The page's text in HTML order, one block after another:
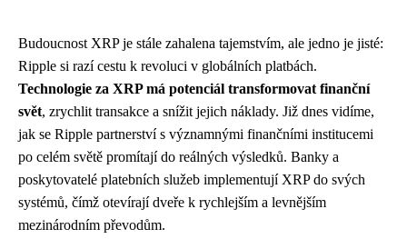
Budoucnost XRP je stále zahalena tajemstvím, ale jedno je jisté:
Ripple si razí cestu k revoluci v globálních platbách.
Technologie za XRP má potenciál transformovat finanční
svět, zrychlit transakce a snížit jejich náklady. Již dnes vidíme,
jak se Ripple partnerství s významnými finančními institucemi
po celém světě promítají do reálných výsledků. Banky a
poskytovatelé platebních služeb implementují XRP do svých
systémů, čímž otevírají dveře k rychlejším a levnějším
mezinárodním převodům.